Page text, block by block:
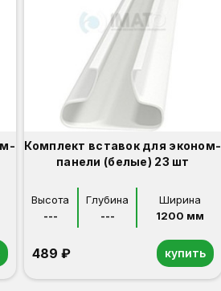
Комплект вставок для эконом-
панели (белые) 23 шт
Высота
---
Глубина
---
Ширина
1200 мм
489 ₽ купить